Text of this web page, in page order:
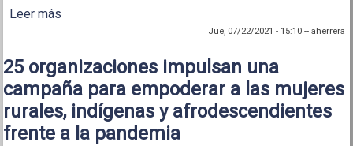
Leer más
Territorial en la Región SICAJue, 07/22/2021 - 15:10-- aherrera
25 organizaciones impulsan una
campaña para empoderar a las mujeres
rurales, indígenas y afrodescendientes
frente a la pandemia